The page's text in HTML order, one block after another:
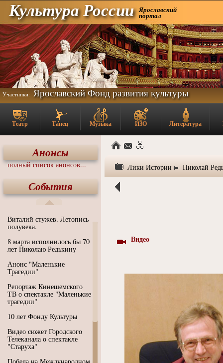
Культура России Ярославский
портал
Участники: Ярославский Фонд развития культуры
Театр Танец Музыка ИЗО Литература
Анонсы
полный список анонсов...
События
Виталий стужев. Летопись
полувека.
8 марта исполнилось бы 70
лет Николаю Редькину
Анонс "Маленькие
Трагедии"
Репортаж Кинешемского
ТВ о спектакле "Маленькие
трагедии"
10 лет Фонду Культуры
Видео сюжет Городского
Телеканала о спектакле
"Старуха"
Лики Истории Николай
Видео